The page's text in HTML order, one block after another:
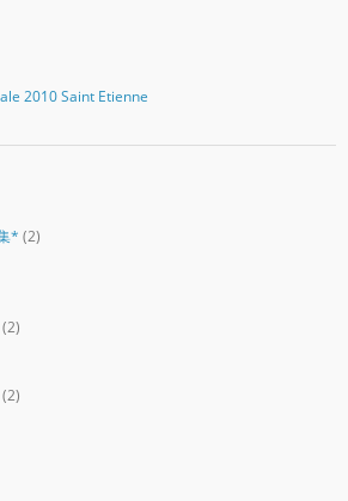
2010 Saint Etienne
* (2)
(2)